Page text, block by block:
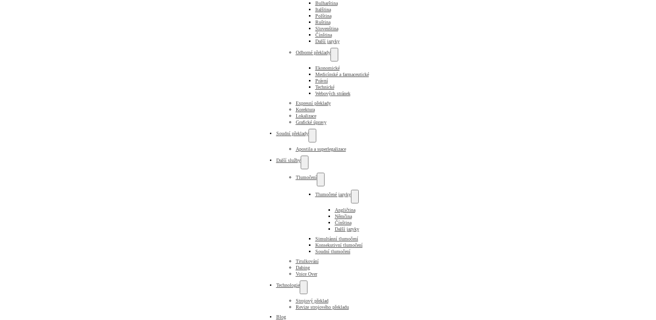
Bulharština
Italština
Polština
Ruština
Slovenština
Čínština
Další jazyky
Odborné překlady
Ekonomické
Medicínské a farmaceutické
Právní
Technické
Webových stránek
Expresní překlady
Korektura
Lokalizace
Grafické úpravy
Soudní překlady
Apostila a superlegalizace
Další služby
Tlumočení
Tlumočené jazyky
Angličtina
Němčina
Čínština
Další jazyky
Simultánní tlumočení
Konsekutivní tlumočení
Soudní tlumočení
Titulkování
Dabing
Voice Over
Technologie
Strojový překlad
Revize strojového překladu
Blog